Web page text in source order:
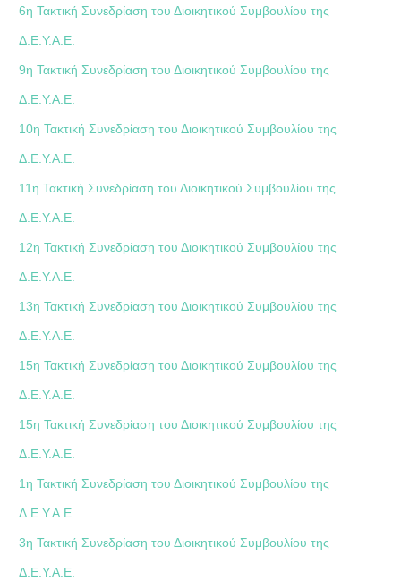
6η Τακτική Συνεδρίαση του Διοικητικού Συμβουλίου της
Δ.Ε.Υ.Α.Ε.
9η Τακτική Συνεδρίαση του Διοικητικού Συμβουλίου της
Δ.Ε.Υ.Α.Ε.
10η Τακτική Συνεδρίαση του Διοικητικού Συμβουλίου της
Δ.Ε.Υ.Α.Ε.
11η Τακτική Συνεδρίαση του Διοικητικού Συμβουλίου της
Δ.Ε.Υ.Α.Ε.
12η Τακτική Συνεδρίαση του Διοικητικού Συμβουλίου της
Δ.Ε.Υ.Α.Ε.
13η Τακτική Συνεδρίαση του Διοικητικού Συμβουλίου της
Δ.Ε.Υ.Α.Ε.
15η Τακτική Συνεδρίαση του Διοικητικού Συμβουλίου της
Δ.Ε.Υ.Α.Ε.
15η Τακτική Συνεδρίαση του Διοικητικού Συμβουλίου της
Δ.Ε.Υ.Α.Ε.
1η Τακτική Συνεδρίαση του Διοικητικού Συμβουλίου της
Δ.Ε.Υ.Α.Ε.
3η Τακτική Συνεδρίαση του Διοικητικού Συμβουλίου της
Δ.Ε.Υ.Α.Ε.